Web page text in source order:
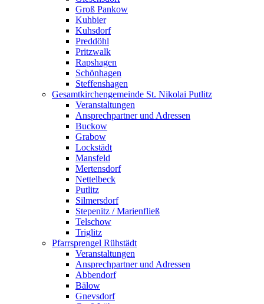
Groß Pankow
Kuhbier
Kuhsdorf
Preddöhl
Pritzwalk
Rapshagen
Schönhagen
Steffenshagen
Gesamtkirchengemeinde St. Nikolai Putlitz
Veranstaltungen
Ansprechpartner und Adressen
Buckow
Grabow
Lockstädt
Mansfeld
Mertensdorf
Nettelbeck
Putlitz
Silmersdorf
Stepenitz / Marienfließ
Telschow
Triglitz
Pfarrsprengel Rühstädt
Veranstaltungen
Ansprechpartner und Adressen
Abbendorf
Bälow
Gnevsdorf